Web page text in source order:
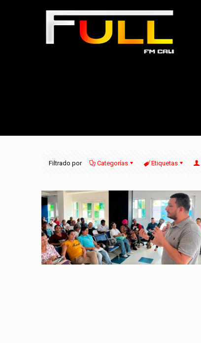
Filtrado por Categorías Etiquetas